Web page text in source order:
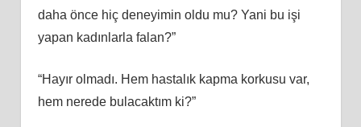
daha önce hiç deneyimin oldu mu? Yani bu işi
yapan kadınlarla falan?”
“Hayır olmadı. Hem hastalık kapma korkusu var,
hem nerede bulacaktım ki?”